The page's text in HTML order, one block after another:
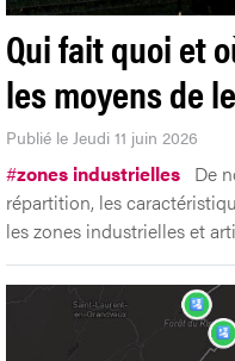
Qui fait quoi et
les moyens de
Publié le Jeudi 11 juin 2026
#zones industrielles De
répartition, les
les zones industrielles et